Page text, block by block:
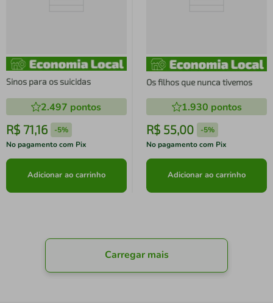
Sinos para os suicidas
2.497 pontos
R$ 71,16 -5%
No pagamento com Pix
Adicionar ao carrinho
Os filhos que nunca tivemos
1.930 pontos
R$ 55,00 -5%
No pagamento com Pix
Adicionar ao carrinho
Carregar mais